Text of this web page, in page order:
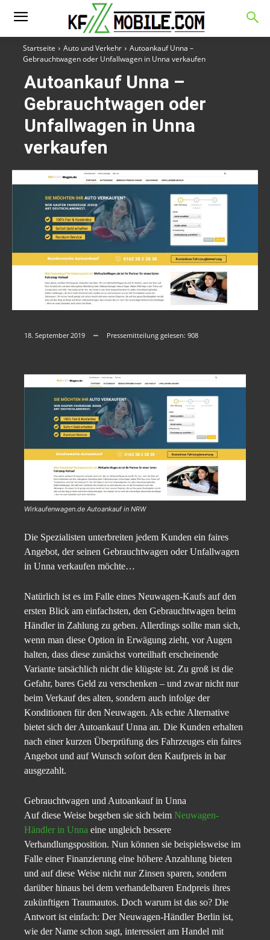
Startseite Auto und Verkehr
Autoankauf Unna –
Gebrauchtwagen oder Unfallwagen in Unna verkaufen
Autoankauf Unna –
Gebrauchtwagen oder
Unfallwagen in Unna
verkaufen
18. September 2019 Pressemitteilung gelesen: 908
Wirkaufenwagen.de Autoankauf in NRW
Die Spezialisten unterbreiten jedem Kunden ein faires
Angebot, der seinen Gebrauchtwagen oder Unfallwagen
in Unna verkaufen möchte…
Natürlich ist es im Falle eines Neuwagen-Kaufs auf den
ersten Blick am einfachsten, den Gebrauchtwagen beim
Händler in Zahlung zu geben. Allerdings sollte man sich,
wenn man diese Option in Erwägung zieht, vor Augen
halten, dass diese zunächst vorteilhaft erscheinende
Variante tatsächlich nicht die klügste ist. Zu groß ist die
Gefahr, bares Geld zu verschenken – und zwar nicht nur
beim Verkauf des alten, sondern auch infolge der
Konditionen für den Neuwagen. Als echte Alternative
bietet sich der Autoankauf Unna an. Die Kunden erhalten
nach einer kurzen Überprüfung des Fahrzeuges ein faires
Angebot und auf Wunsch sofort den Kaufpreis in bar
ausgezahlt.
Gebrauchtwagen und Autoankauf in Unna
Auf diese Weise begeben sie sich beim Neuwagen-
Händler in Unna eine ungleich bessere
Verhandlungsposition. Nun können sie beispielsweise im
Falle einer Finanzierung eine höhere Anzahlung bieten
und auf diese Weise nicht nur Zinsen sparen, sondern
darüber hinaus bei dem verhandelbaren Endpreis ihres
zukünftigen Traumautos. Doch warum ist das so? Die
Antwort ist einfach: Der Neuwagen-Händler Berlin ist,
wie der Name schon sagt, interessiert am Handel mit